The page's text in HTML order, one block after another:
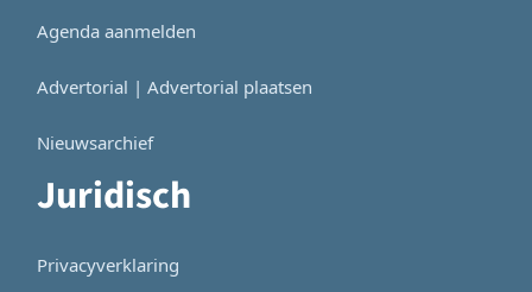
Agenda aanmelden
Advertorial | Advertorial plaatsen
Nieuwsarchief
Juridisch
Privacyverklaring